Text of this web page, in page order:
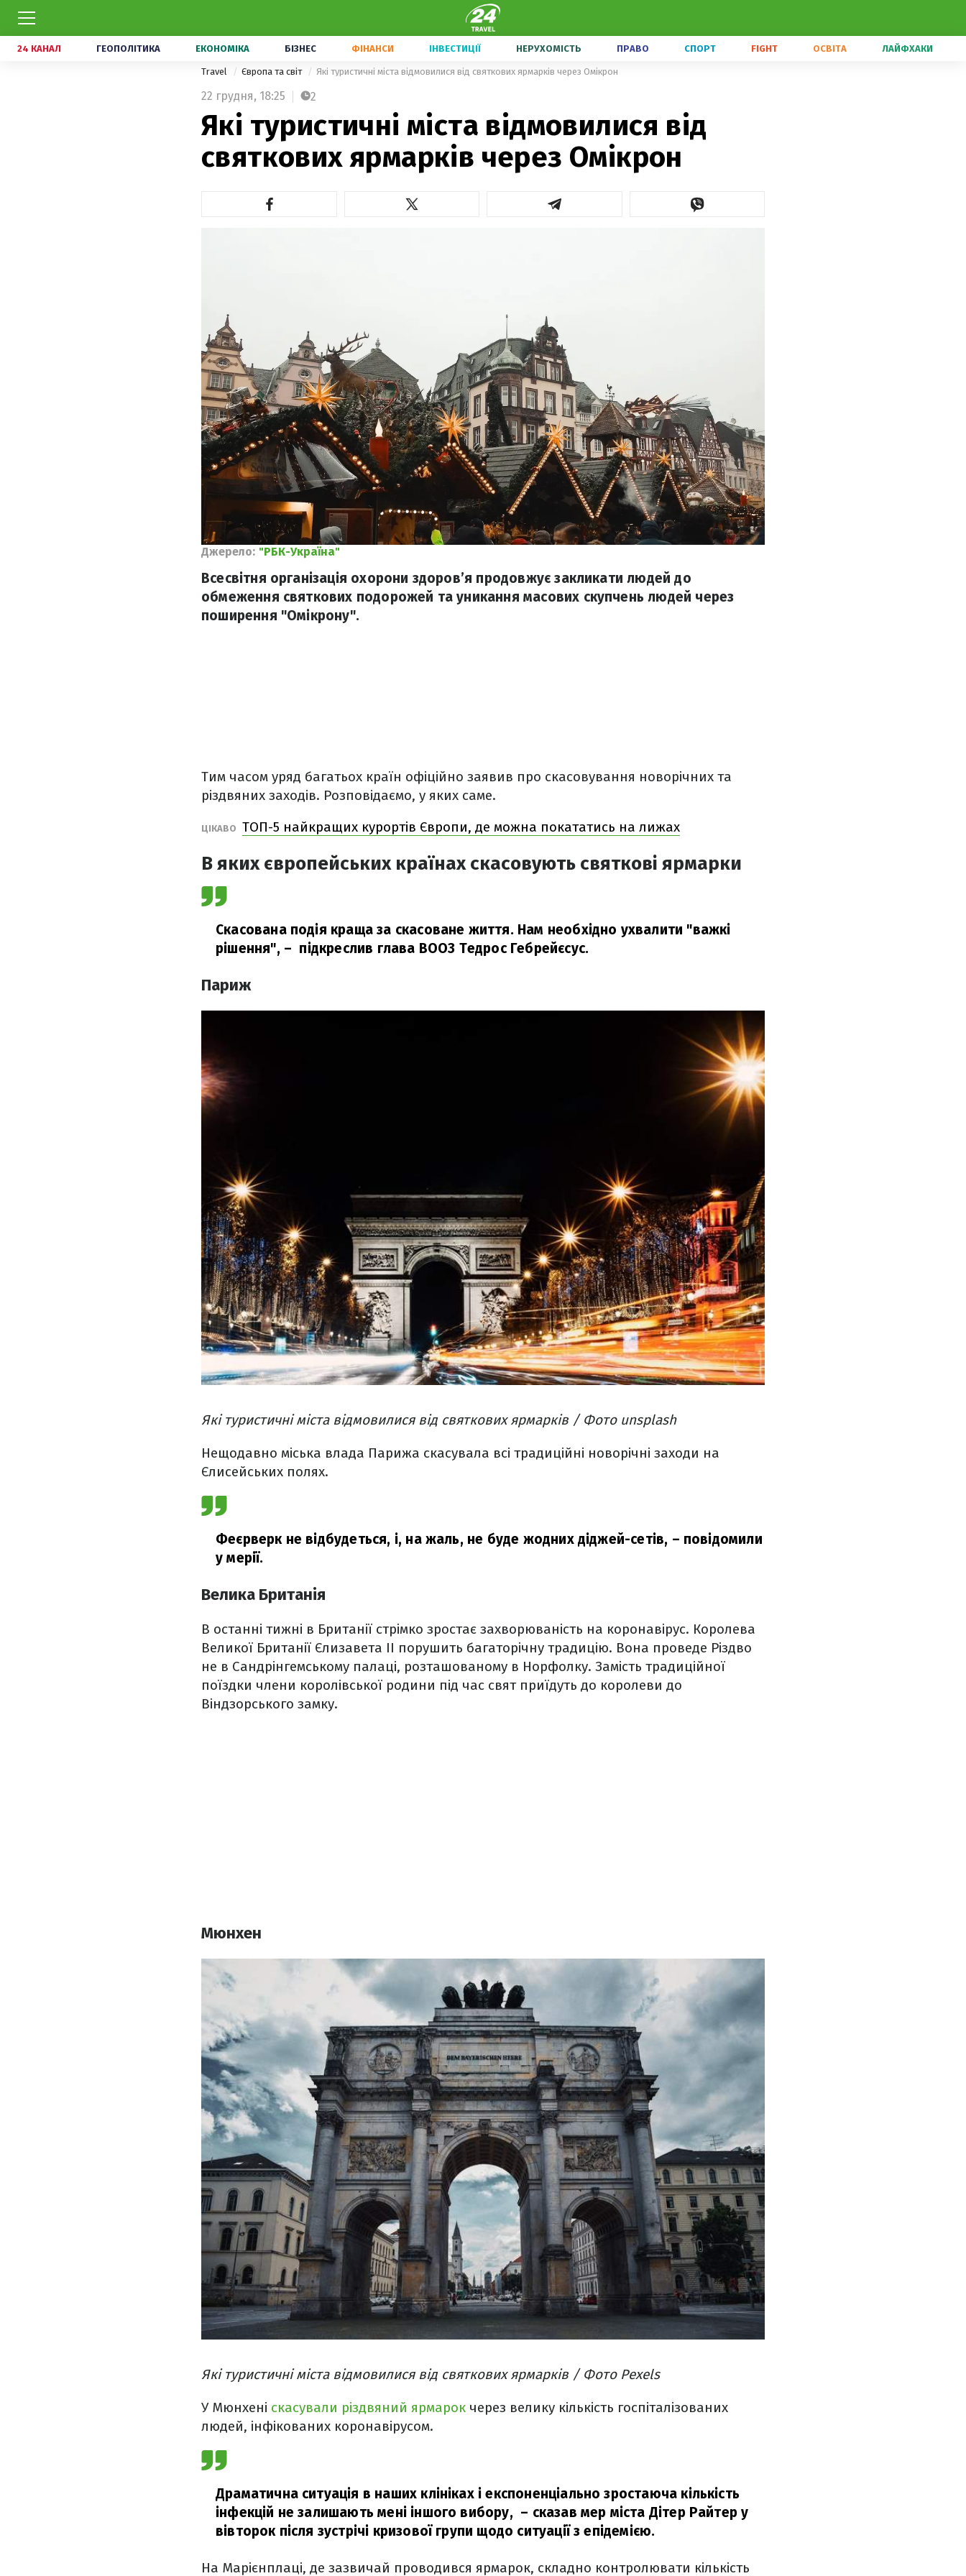
24 КАНАЛ ГЕОПОЛІТИКА ЕКОНОМІКА БІЗНЕС ФІНАНСИ ІНВЕСТИЦІЇ НЕРУХОМІСТЬ ПРАВО СПОРТ FIGHT ОСВІТА ЛАЙФХАКИ
Travel Європа та світ Які туристичні міста відмовилися від святкових ярмарків через Омікрон
22 грудня, 18:25 2
Які туристичні міста відмовилися від
святкових ярмарків через Омікрон
Джерело: "РБК-Україна"
Всесвітня організація охорони здоров’я продовжує закликати людей до
обмеження святкових подорожей та уникання масових скупчень людей через
поширення "Омікрону".
Тим часом уряд багатьох країн офіційно заявив про скасовування новорічних та
різдвяних заходів. Розповідаємо, у яких саме.
ЦІКАВО ТОП-5 найкращих курортів Європи, де можна покататись на лижах
В яких європейських країнах скасовують святкові ярмарки
Скасована подія краща за скасоване життя. Нам необхідно ухвалити "важкі
рішення", – підкреслив глава ВООЗ Тедрос Гебрейєсус.
Париж
Які туристичні міста відмовилися від святкових ярмарків / Фото unsplash
Нещодавно міська влада Парижа скасувала всі традиційні новорічні заходи на
Єлисейських полях.
Феєрверк не відбудеться, і, на жаль, не буде жодних діджей-сетів, – повідомили
у мерії.
Велика Британія
В останні тижні в Британії стрімко зростає захворюваність на коронавірус. Королева
Великої Британії Єлизавета II порушить багаторічну традицію. Вона проведе Різдво
не в Сандрінгемському палаці, розташованому в Норфолку. Замість традиційної
поїздки члени королівської родини під час свят приїдуть до королеви до
Віндзорського замку.
Мюнхен
Які туристичні міста відмовилися від святкових ярмарків / Фото Pexels
У Мюнхені скасували різдвяний ярмарок через велику кількість госпіталізованих
людей, інфікованих коронавірусом.
Драматична ситуація в наших клініках і експоненціально зростаюча кількість
інфекцій не залишають мені іншого вибору, – сказав мер міста Дітер Райтер у
вівторок після зустрічі кризової групи щодо ситуації з епідемією.
На Марієнплаці, де зазвичай проводився ярмарок, складно контролювати кількість